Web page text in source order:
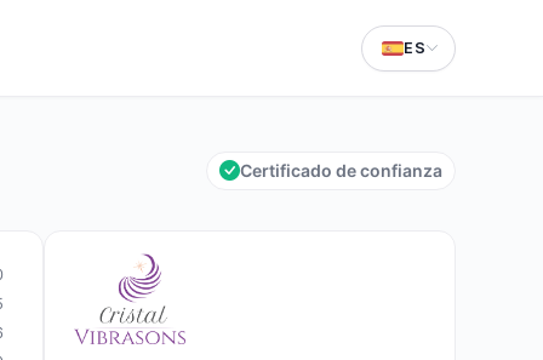
ES
Certificado de confianza